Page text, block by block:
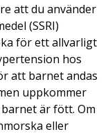
att du använder
(SSRI)
för ett allvarligt
hos
att barnet andas
uppkommer
är fött. Om
eller